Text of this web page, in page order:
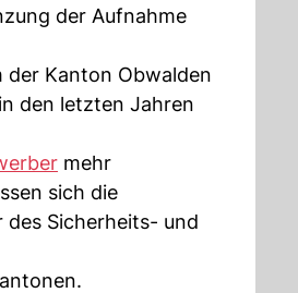
der Aufnahme
der Kanton Obwalden
den letzten Jahren
mehr
sich die
Sicherheits- und